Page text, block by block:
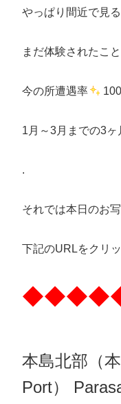
やっぱり間近で見
まだ体験されたこ
今の所遭遇率
1月～3月までの3
.
それでは本日のお
下記のURLをクリ
本島北部（
Port）